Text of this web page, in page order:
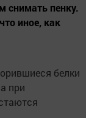
снимать пенку.
иное, как
белки
при